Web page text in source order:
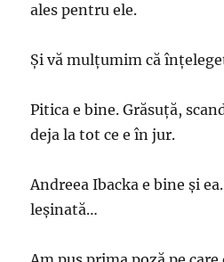
ales pentru ele.
Și vă mulțumim că
Pitica e bine. Grăsuță,
deja la tot ce e în jur.
Andreea Ibacka e bine și
leșinată…